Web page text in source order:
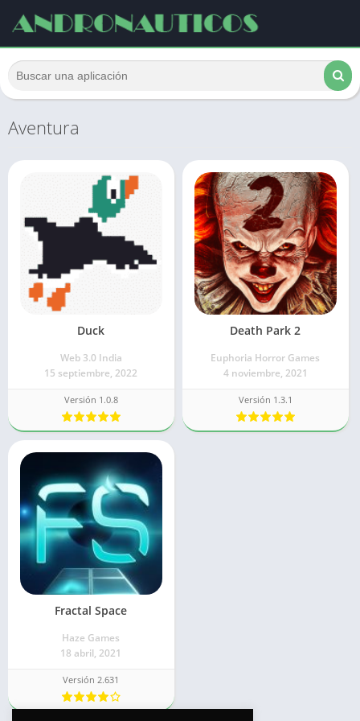
Aventura
Duck
Web 3.0 India
15 septiembre, 2022
Versión 1.0.8
Death Park 2
Euphoria Horror Games
4 noviembre, 2021
Versión 1.3.1
Fractal Space
Haze Games
18 abril, 2021
Versión 2.631